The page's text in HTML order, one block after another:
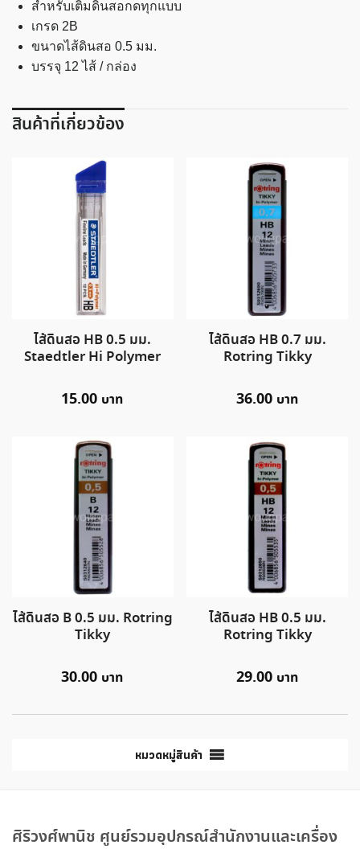
สำหรับเติมดินสอกดทุกแบบ
เกรด 2B
ขนาดไส้ดินสอ 0.5 มม.
บรรจุ 12 ไส้ / กล่อง
สินค้าที่เกี่ยวข้อง
ไส้ดินสอ HB 0.5 มม.
Staedtler Hi Polymer
15.00
ไส้ดินสอ HB 0.7 มม.
Rotring Tikky
36.00
ไส้ดินสอ B 0.5 มม. Rotring
Tikky
30.00
ไส้ดินสอ HB 0.5 มม.
Rotring Tikky
29.00
หมวดหมู่สินค้า
ศิริวงศ์พานิช ศูนย์รวมอุปกรณ์สำนักงานและเครื่อง